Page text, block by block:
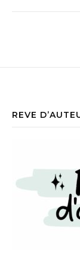
REVE